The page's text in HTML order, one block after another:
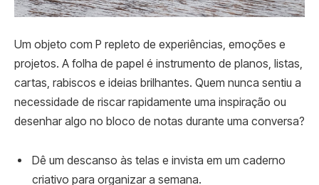
Um objeto com P repleto de experiências, emoções e
projetos. A folha de papel é instrumento de planos, listas,
cartas, rabiscos e ideias brilhantes. Quem nunca sentiu a
necessidade de riscar rapidamente uma inspiração ou
desenhar algo no bloco de notas durante uma conversa?
Dê um descanso às telas e invista em um caderno
criativo para organizar a semana.